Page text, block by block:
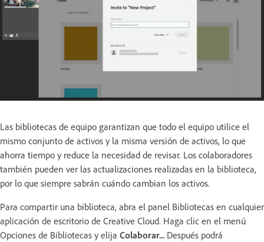
Las bibliotecas de equipo garantizan que todo el equipo utilice el
mismo conjunto de activos y la misma versión de activos, lo que
ahorra tiempo y reduce la necesidad de revisar. Los colaboradores
también pueden ver las actualizaciones realizadas en la biblioteca,
por lo que siempre sabrán cuándo cambian los activos.
Para compartir una biblioteca, abra el panel Bibliotecas en cualquier
aplicación de escritorio de Creative Cloud. Haga clic en el menú
Opciones de Bibliotecas y elija Colaborar... Después podrá